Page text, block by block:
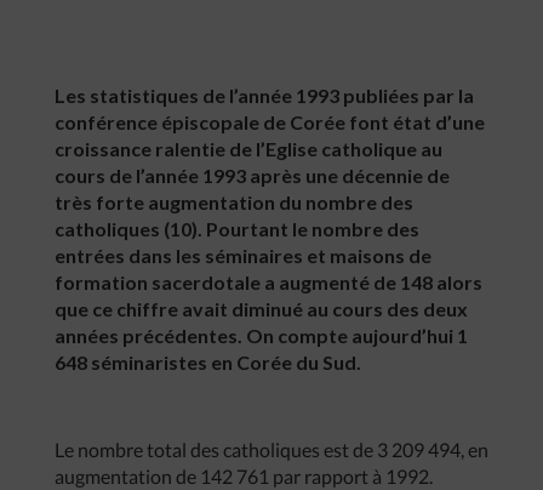
Les statistiques de l’année 1993 publiées par la
conférence épiscopale de Corée font état d’une
croissance ralentie de l’Eglise catholique au
cours de l’année 1993 après une décennie de
très forte augmentation du nombre des
catholiques (10). Pourtant le nombre des
entrées dans les séminaires et maisons de
formation sacerdotale a augmenté de 148 alors
que ce chiffre avait diminué au cours des deux
années précédentes. On compte aujourd’hui 1
648 séminaristes en Corée du Sud.
Le nombre total des catholiques est de 3 209 494, en
augmentation de 142 761 par rapport à 1992.